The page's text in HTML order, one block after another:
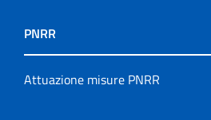
PNRR
Attuazione misure PNRR